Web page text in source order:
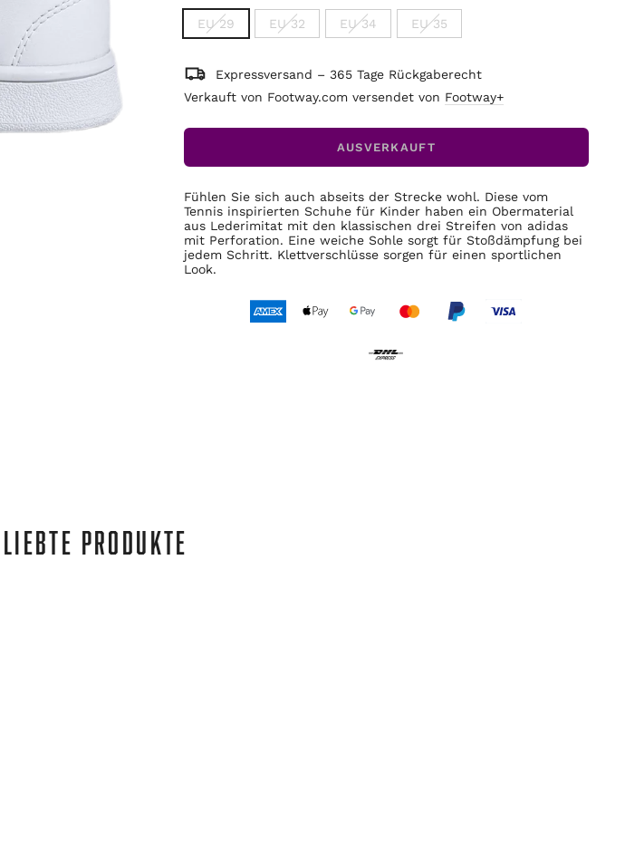
EU 29 EU 32 EU 34 EU 35
Expressversand – 365 Tage Rückgaberecht
Verkauft von Footway.com versendet von Footway+
AUSVERKAUFT
Fühlen Sie sich auch abseits der Strecke wohl. Diese vom
Tennis inspirierten Schuhe für Kinder haben ein Obermaterial
aus Lederimitat mit den klassischen drei Streifen von adidas
mit Perforation. Eine weiche Sohle sorgt für Stoßdämpfung bei
jedem Schritt. Klettverschlüsse sorgen für einen sportlichen
Look.
PRODUKTE